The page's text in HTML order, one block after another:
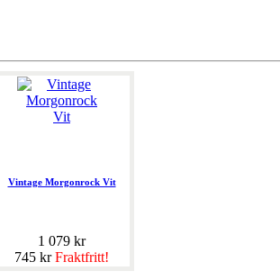
Vintage Morgonrock Vit
1 079 kr
745 krFraktfritt!